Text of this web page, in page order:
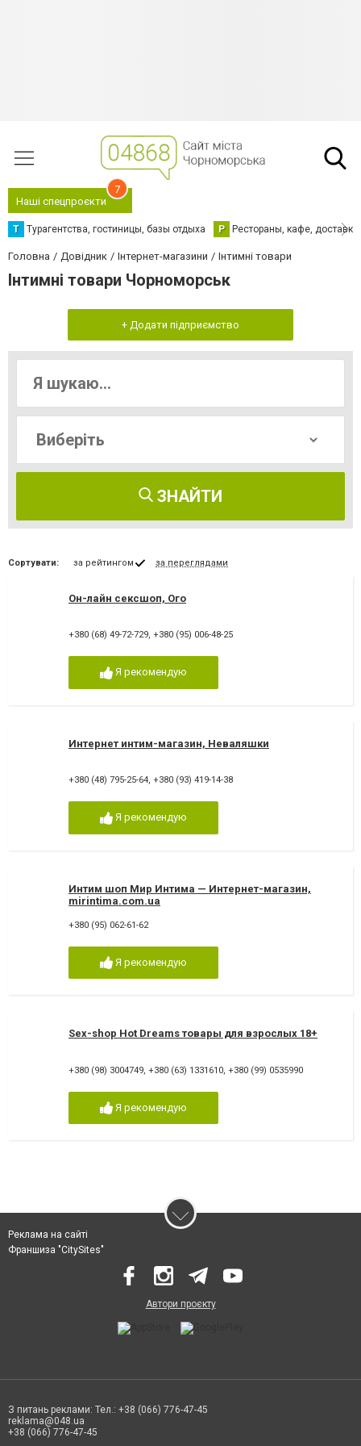
Наші спецпроєкти
7
Т Турагентства, гостиницы, базы отдыха Р Рестораны, кафе,
Головна Довідник Інтернет-магазини Інтимні товари
Інтимні товари Чорноморськ
+ Додати підприємство
ЗНАЙТИ
Сортувати: за рейтингом за переглядами
Он-лайн сексшоп, Ого
+380 (68) 49-72-729, +380 (95) 006-48-25
Я рекомендую
Интернет интим-магазин, Неваляшки
+380 (48) 795-25-64, +380 (93) 419-14-38
Я рекомендую
Интим шоп Мир Интима — Интернет-магазин,
mirintima.com.ua
+380 (95) 062-61-62
Я рекомендую
Sex-shop Hot Dreams товары для взрослых 18+
+380 (98) 3004749 +380 (63) 1331610 +380 (99) 0535990
Я рекомендую
Реклама на сайті
Франшиза "CitySites"
Автори проєкту
З питань реклами: Тел.: +38 (066) 776-47-45
reklama@048.ua
+38 (066) 776-47-45